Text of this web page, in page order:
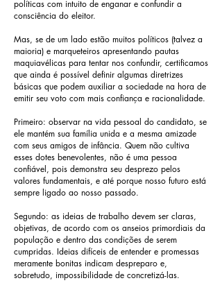
políticas com intuito de enganar e confundir a
consciência do eleitor.
Mas, se de um lado estão muitos políticos (talvez a
maioria) e marqueteiros apresentando pautas
maquiavélicas para tentar nos confundir, certificamos
que ainda é possível definir algumas diretrizes
básicas que podem auxiliar a sociedade na hora de
emitir seu voto com mais confiança e racionalidade.
Primeiro: observar na vida pessoal do candidato, se
ele mantém sua família unida e a mesma amizade
com seus amigos de infância. Quem não cultiva
esses dotes benevolentes, não é uma pessoa
confiável, pois demonstra seu desprezo pelos
valores fundamentais, e até porque nosso futuro está
sempre ligado ao nosso passado.
Segundo: as ideias de trabalho devem ser claras,
objetivas, de acordo com os anseios primordiais da
população e dentro das condições de serem
cumpridas. Ideias difíceis de entender e promessas
meramente bonitas indicam despreparo e,
sobretudo, impossibilidade de concretizá-las.